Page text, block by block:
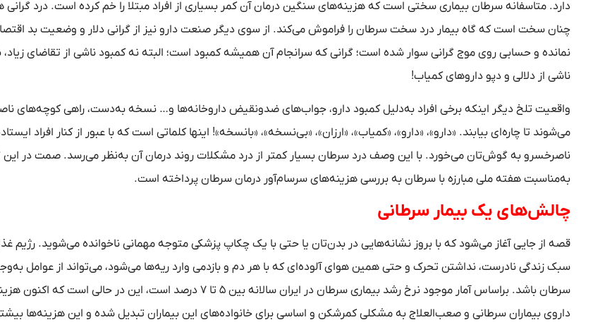
دارد. متاسفانه سرطان بیماری سختی است که هزینه‌های سنگین درمان آن کمر بسیاری از افراد مبتلا را خم کرده است. درد گرانی
چنان سخت است که گاه بیمار درد سخت سرطان را فراموش می‌کند. از سوی دیگر صنعت دارو نیز از گرانی دلار و وضعیت بد
نمانده و حسابی روی موج گرانی سوار شده است؛ گرانی که سرانجام آن همیشه کمبود است؛ البته نه کمبود ناشی از تقاضای زیاد،
ناشی از دلالی و دپو داروهای کمیاب!
واقعیت تلخ دیگر اینکه برخی افراد به‌دلیل کمبود دارو، جواب‌های ضدونقیض داروخانه‌ها و… نسخه‌ به‌دست، راهی کوچه‌های
می‌شوند تا چاره‌ای بیابند. «دارو»، «دارو»، «کمیاب»، «ارزان»، «بی‌نسخه»، «بانسخه»! اینها کلماتی است که با عبور از کنار افراد
ناصرخسرو به گوش‌تان می‌خورد. با این وصف درد سرطان بسیار کمتر از درد مشکلات روند درمان آن به‌نظر می‌رسد. صمت در
به‌مناسبت هفته ملی مبارزه با سرطان به بررسی هزینه‌های سرسام‌آور درمان سرطان پرداخته است.
چالشهای یک بیمار سرطانی
قصه از جایی آغاز می‌شود که با بروز نشانه‌هایی در بدن‌تان یا حتی با یک چکاپ پزشکی متوجه مهمانی ناخوانده می‌شوید. رژیم
سبک زندگی نادرست، نداشتن تحرک و حتی همین هوای آلوده‌ای که با هر دم و بازدمی وارد ریه‌ها می‌شود، می‌تواند از عوامل
سرطان باشد. براساس آمار موجود نرخ رشد بیماری سرطان در ایران سالانه بین ۵ تا ۷ درصد است، این در
داروی بیماران سرطانی و صعب‌العلاج به مشکلی کمرشکن و اساسی برای خانواده‌های این بیماران تبدیل شده و این هزینه‌ها